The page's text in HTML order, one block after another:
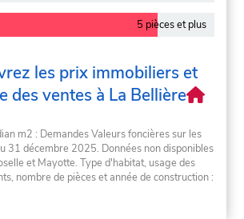
5 pièces et plus
les prix immobiliers et
des ventes à La Bellière
m2 : Demandes Valeurs foncières sur les
31 décembre 2025. Données non disponibles
et Mayotte. Type d'habitat, usage des
nombre de pièces et année de construction :